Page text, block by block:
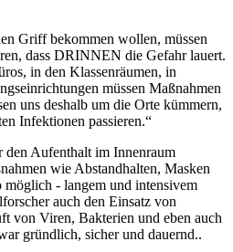
Griff bekommen wollen, müssen
dass DRINNEN die Gefahr lauert.
in den Klassenräumen, in
müssen Maßnahmen
uns deshalb um die Orte kümmern,
Infektionen passieren.“
den Aufenthalt im Innenraum
wie Abstandhalten, Masken
- langem und intensivem
auch den Einsatz von
von Viren, Bakterien und eben auch
gründlich, sicher und dauernd..